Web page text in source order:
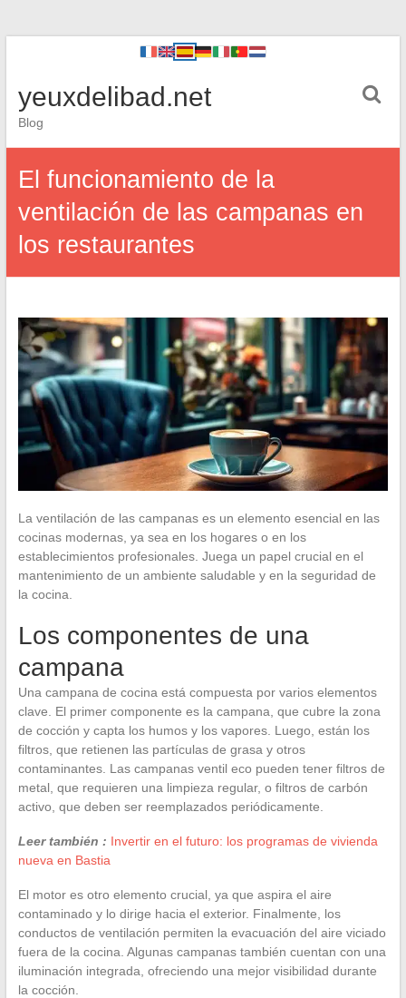
yeuxdelibad.net
Blog
El funcionamiento de la
ventilación de las campanas en
los restaurantes
La ventilación de las campanas es un elemento esencial en las
cocinas modernas, ya sea en los hogares o en los
establecimientos profesionales. Juega un papel crucial en el
mantenimiento de un ambiente saludable y en la seguridad de
la cocina.
Los componentes de una
campana
Una campana de cocina está compuesta por varios elementos
clave. El primer componente es la campana, que cubre la zona
de cocción y capta los humos y los vapores. Luego, están los
filtros, que retienen las partículas de grasa y otros
contaminantes. Las campanas ventil eco pueden tener filtros de
metal, que requieren una limpieza regular, o filtros de carbón
activo, que deben ser reemplazados periódicamente.
Leer también : Invertir en el futuro: los programas de vivienda
nueva en Bastia
El motor es otro elemento crucial, ya que aspira el aire
contaminado y lo dirige hacia el exterior. Finalmente, los
conductos de ventilación permiten la evacuación del aire viciado
fuera de la cocina. Algunas campanas también cuentan con una
iluminación integrada, ofreciendo una mejor visibilidad durante
la cocción.